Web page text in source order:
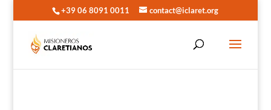
+39 06 8091 0011 contact@iclaret.org